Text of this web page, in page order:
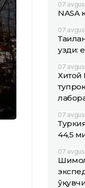
07
NASA
07
узди:
07
Хитой
07
44,5
07